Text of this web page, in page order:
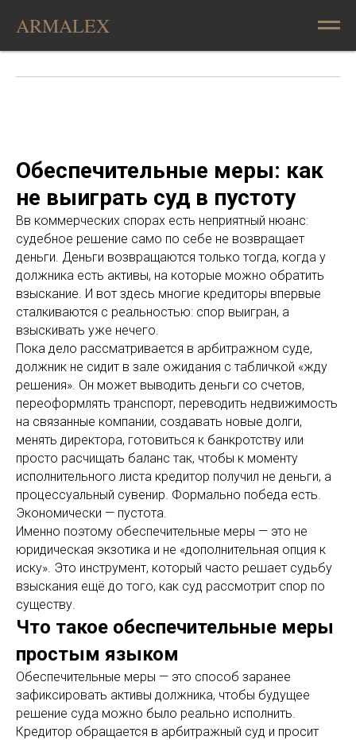
ARMALEX
Обеспечительные меры: как
не выиграть суд в пустоту
Вв коммерческих спорах есть неприятный нюанс:
судебное решение само по себе не возвращает
деньги. Деньги возвращаются только тогда, когда у
должника есть активы, на которые можно обратить
взыскание. И вот здесь многие кредиторы впервые
сталкиваются с реальностью: спор выигран, а
взыскивать уже нечего.
Пока дело рассматривается в арбитражном суде,
должник не сидит в зале ожидания с табличкой «жду
решения». Он может выводить деньги со счетов,
переоформлять транспорт, переводить недвижимость
на связанные компании, создавать новые долги,
менять директора, готовиться к банкротству или
просто расчищать баланс так, чтобы к моменту
исполнительного листа кредитор получил не деньги, а
процессуальный сувенир. Формально победа есть.
Экономически — пустота.
Именно поэтому обеспечительные меры — это не
юридическая экзотика и не «дополнительная опция к
иску». Это инструмент, который часто решает судьбу
взыскания ещё до того, как суд рассмотрит спор по
существу.
Что такое обеспечительные меры
простым языком
Обеспечительные меры — это способ заранее
зафиксировать активы должника, чтобы будущее
решение суда можно было реально исполнить.
Кредитор обращается в арбитражный суд и просит